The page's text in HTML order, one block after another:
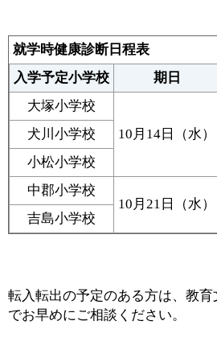
就学時健康診断日程表
入学予定小学校
期日
大塚小学校
10月14日（水）
犬川小学校
小松小学校
中郡小学校
10月21日（水）
吉島小学校
転入転出の予定のある方は、教育
でお早めにご相談ください。